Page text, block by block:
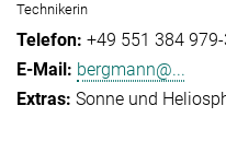
Technikerin
+49 551 384
bergmann@...
Sonne und